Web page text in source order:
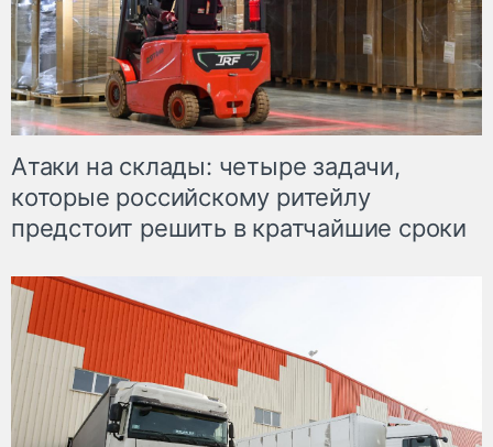
Атаки на склады: четыре задачи,
которые российскому ритейлу
предстоит решить в кратчайшие сроки